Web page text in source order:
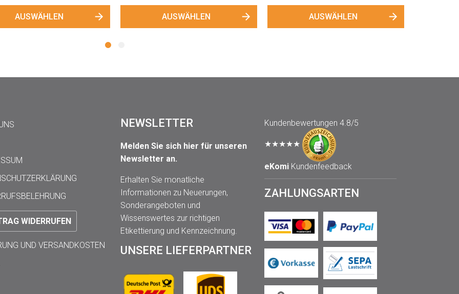
AUSWÄHLEN AUSWÄHLEN
WIDERRUFEN
UND VERSANDKOSTEN
NEWSLETTER
Melden Sie sich hier für unseren
Newsletter an.
Erhalten Sie monatliche
Informationen zu Neuerungen,
Sonderangeboten und
Wissenswertes zur richtigen
Etikettierung und Kennzeichnung.
UNSERE LIEFERPARTNER
Kundenbewertungen 4.8/5
★★★★★
eKomiKundenfeedback
ZAHLUNGSARTEN